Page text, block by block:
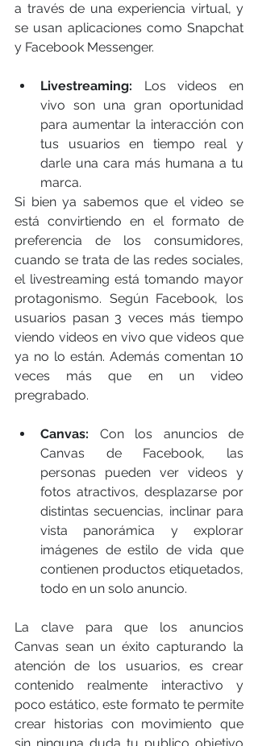
a través de una experiencia virtual, y
se usan aplicaciones como Snapchat
y Facebook Messenger.
Livestreaming: Los videos en
vivo son una gran oportunidad
para aumentar la interacción con
tus usuarios en tiempo real y
darle una cara más humana a tu
marca.
Si bien ya sabemos que el video se
está convirtiendo en el formato de
preferencia de los consumidores,
cuando se trata de las redes sociales,
el livestreaming está tomando mayor
protagonismo. Según Facebook, los
usuarios pasan 3 veces más tiempo
viendo videos en vivo que videos que
ya no lo están. Además comentan 10
veces más que en un video
pregrabado.
Canvas: Con los anuncios de
Canvas de Facebook, las
personas pueden ver videos y
fotos atractivos, desplazarse por
distintas secuencias, inclinar para
vista panorámica y explorar
imágenes de estilo de vida que
contienen productos etiquetados,
todo en un solo anuncio.
La clave para que los anuncios
Canvas sean un éxito capturando la
atención de los usuarios, es crear
contenido realmente interactivo y
poco estático, este formato te permite
crear historias con movimiento que